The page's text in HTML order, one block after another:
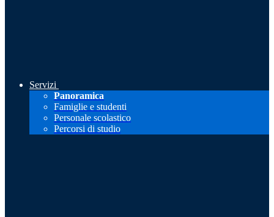
Servizi
Panoramica
Famiglie e studenti
Personale scolastico
Percorsi di studio